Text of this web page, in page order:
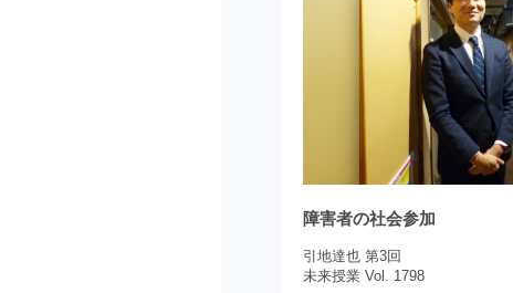
障害者の社会参加
引地達也 第3回
未来授業 Vol. 1798